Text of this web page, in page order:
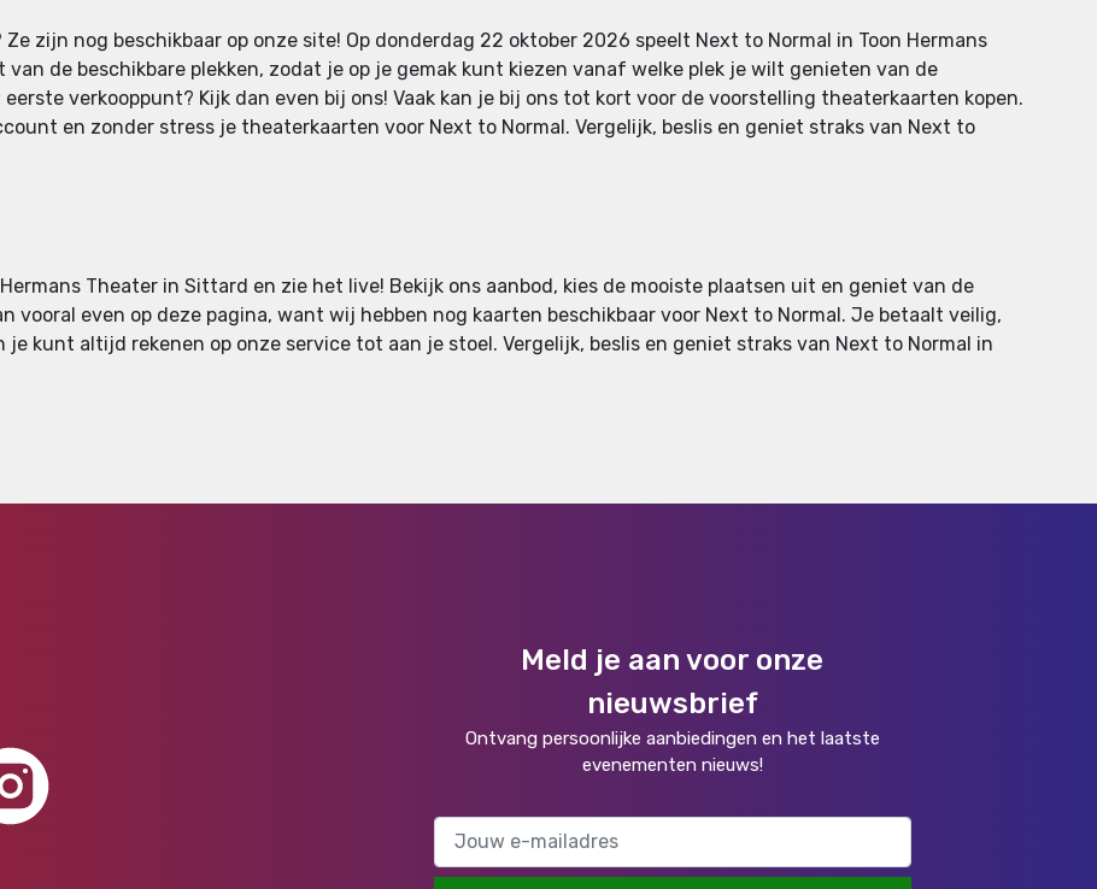
zijn nog beschikbaar op onze site! Op donderdag 22 oktober 2026 speelt Next to Normal in Toon Hermans
de beschikbare plekken, zodat je op je gemak kunt kiezen vanaf welke plek je wilt genieten van de
verkooppunt? Kijk dan even bij ons! Vaak kan je bij ons tot kort voor de voorstelling theaterkaarten kopen.
en zonder stress je theaterkaarten voor Next to Normal. Vergelijk, beslis en geniet straks van Next to
Theater in Sittard en zie het live! Bekijk ons aanbod, kies de mooiste plaatsen uit en geniet van de
vooral even op deze pagina, want wij hebben nog kaarten beschikbaar voor Next to Normal. Je betaalt veilig,
kunt altijd rekenen op onze service tot aan je stoel. Vergelijk, beslis en geniet straks van Next to Normal in
Meld je aan voor onze
nieuwsbrief
Ontvang persoonlijke aanbiedingen en het laatste
evenementen nieuws!